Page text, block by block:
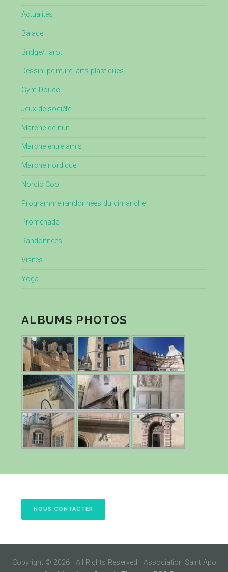
Actualités
Balade
Bridge/Tarot
Dessin, peinture, arts plastiques
Gym Douce
Jeux de société
Marche de nuit
Marche entre amis
Marche nordique
Nordic Cool
Programme randonnées du dimanche
Promenade
Randonnées
Visites
Yoga
ALBUMS PHOTOS
NOUS CONTACTER
Copyright © 2026 · All Rights Reserved · Association Saint Apo